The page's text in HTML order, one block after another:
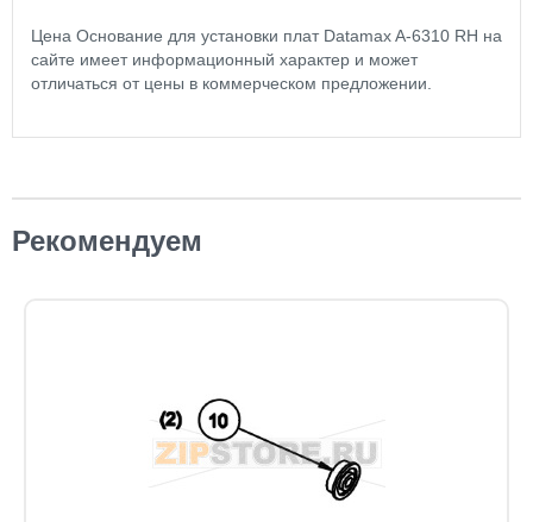
Цена Основание для установки плат Datamax A-6310 RH на
сайте имеет информационный характер и может
отличаться от цены в коммерческом предложении.
Рекомендуем